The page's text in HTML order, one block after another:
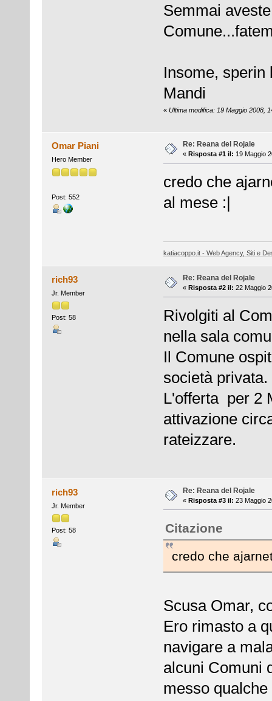
Semmai
Insome, sperin
Mandi
« Ultima modifica: 19 Maggio 2008,
Omar Piani
Hero Member
Post: 552
Re: Reana del Rojale
« Risposta #1 il: 19 Maggio
credo che
al mese :|
katiacoppo.it - Web Agency, Siti e
rich93
Jr. Member
Post: 58
Re: Reana del Rojale
« Risposta #2 il: 22 Maggio
Rivolgiti al
nella sala
Il Comune
società privata.
L'offerta per 2
attivazione
rateizzare.
rich93
Jr. Member
Post: 58
Re: Reana del Rojale
« Risposta #3 il: 23 Maggio
Citazione
credo che
Scusa Omar,
Ero rimasto a
navigare a
alcuni Comuni
messo